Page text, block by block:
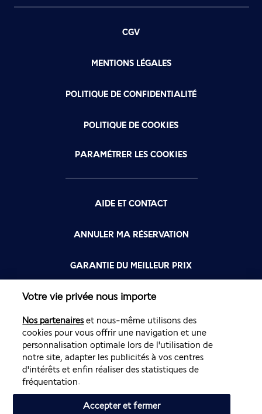
CGV
MENTIONS LÉGALES
POLITIQUE DE CONFIDENTIALITÉ
POLITIQUE DE COOKIES
PARAMÉTRER LES COOKIES
AIDE ET CONTACT
ANNULER MA RÉSERVATION
GARANTIE DU MEILLEUR PRIX
FLYING BLUE
FLEXIBILITÉ
Site édité par PerfectStay.com en partenariat avec Air France. Les
Votre vie privée nous importe
Nos partenaireset nous-même utilisons des
cookies pour vous offrir une navigation et une
personnalisation optimale lors de l'utilisation de
notre site, adapter les publicités à vos centres
d'intérêts et enfin réaliser des statistiques de
fréquentation.
Accepter et fermer